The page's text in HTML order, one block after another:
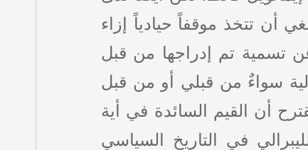
أن تتخذ موقفاً حيادياً إزاء
تسمية تم إدراجها من قبل
سواءٌ من قبلي أو من قبل
أن القيم السائدة في أية
في التاريخ السياسي